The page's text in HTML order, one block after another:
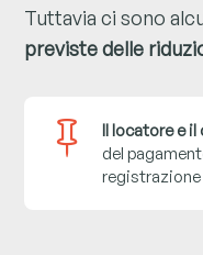
Tuttavia ci sono
previste delle

Il locatore e
del